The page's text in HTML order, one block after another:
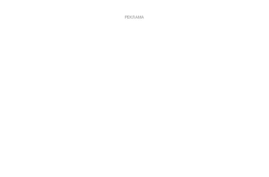
РЕКЛАМА